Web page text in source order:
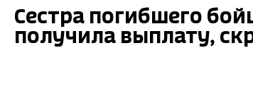
Сестра погибшего
получила выплату,